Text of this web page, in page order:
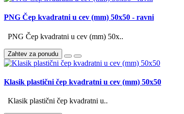
PNG Čep kvadratni u cev (mm) 50x50 - ravni
PNG Čep kvadratni u cev (mm) 50x..
Zahtev za ponudu
Klasik plastični čep kvadratni u cev (mm) 50x50
Klasik plastični čep kvadratni u..